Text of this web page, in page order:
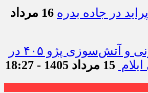
در جاده بدره
16 مرداد
۳فوتی در واژگونی و آتش‌سوزی پژو ۴۰۵ در
15 مرداد 1405 - 18:27